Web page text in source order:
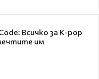
Всичко за K-pop
им